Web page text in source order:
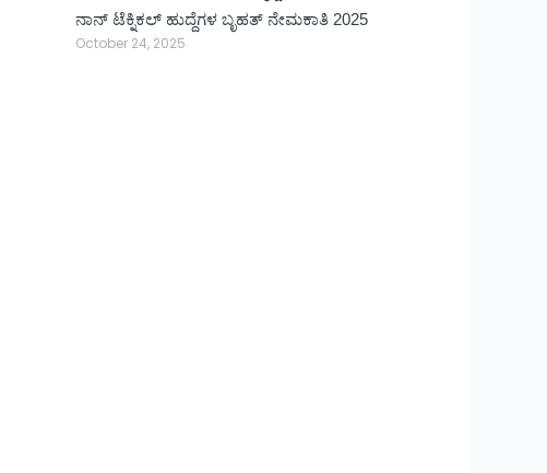
ನಾನ್ ಟೆಕ್ನಿಕಲ್ ಹುದ್ದೆಗಳ ಬೃಹತ್ ನೇಮಕಾತಿ 2025
October 24, 2025